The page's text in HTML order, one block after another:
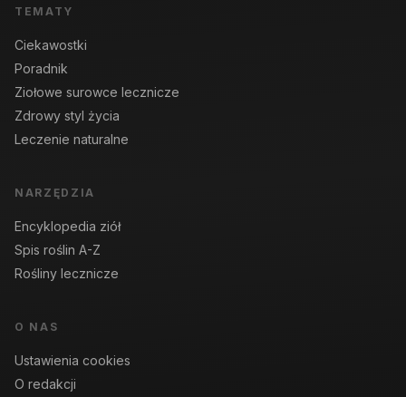
TEMATY
Ciekawostki
Poradnik
Ziołowe surowce lecznicze
Zdrowy styl życia
Leczenie naturalne
NARZĘDZIA
Encyklopedia ziół
Spis roślin A-Z
Rośliny lecznicze
O NAS
Ustawienia cookies
O redakcji